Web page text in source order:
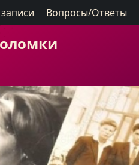
Вопросы/Ответы